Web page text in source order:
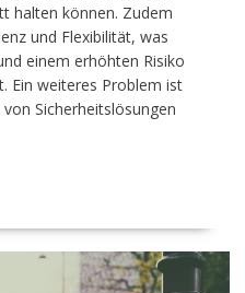
halten können. Zudem
und Flexibilität, was
einem erhöhten Risiko
Ein weiteres Problem ist
Sicherheitslösungen